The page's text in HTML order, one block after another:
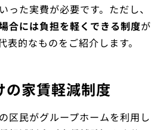
った実費が必要です。ただし、
合には負担を軽くできる制度が
表的なものをご紹介します。
の家賃軽減制度
区民がグループホームを利用し